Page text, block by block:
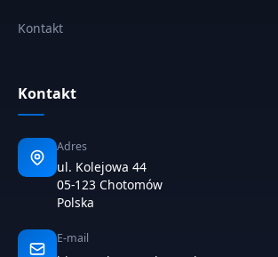
Kontakt
Kontakt
Adres
ul. Kolejowa 44
05-123 Chotomów
Polska
E-mail